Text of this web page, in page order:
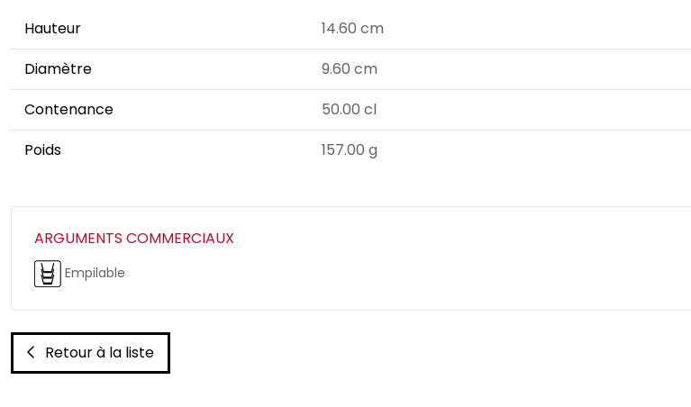
Hauteur
14.60 cm
Diamètre
9.60 cm
Contenance
50.00 cl
Poids
157.00 g
ARGUMENTS COMMERCIAUX
Empilable
Retour à la liste